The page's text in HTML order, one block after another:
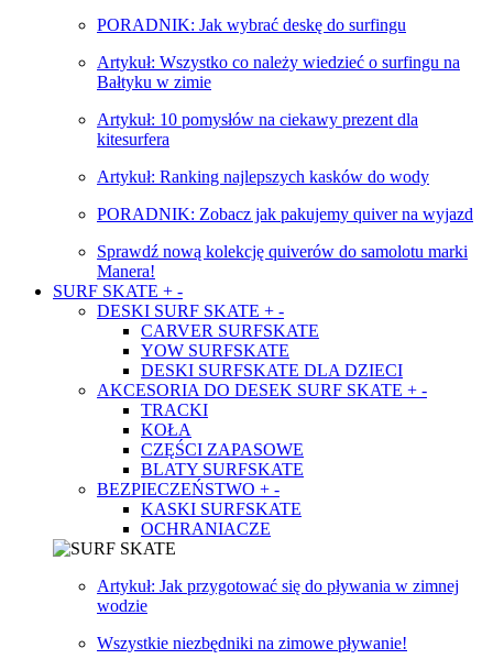
PORADNIK: Jak wybrać deskę do surfingu
Artykuł: Wszystko co należy wiedzieć o surfingu na
Bałtyku w zimie
Artykuł: 10 pomysłów na ciekawy prezent dla
kitesurfera
Artykuł: Ranking najlepszych kasków do wody
PORADNIK: Zobacz jak pakujemy quiver na wyjazd
Sprawdź nową kolekcję quiverów do samolotu marki
Manera!
SURF SKATE + -
DESKI SURF SKATE + -
CARVER SURFSKATE
YOW SURFSKATE
DESKI SURFSKATE DLA DZIECI
AKCESORIA DO DESEK SURF SKATE + -
TRACKI
KOŁA
CZĘŚCI ZAPASOWE
BLATY SURFSKATE
BEZPIECZEŃSTWO + -
KASKI SURFSKATE
OCHRANIACZE
Artykuł: Jak przygotować się do pływania w zimnej
wodzie
Wszystkie niezbędniki na zimowe pływanie!